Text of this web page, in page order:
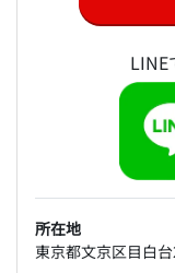
LINE
所在地
東京都文京区目白